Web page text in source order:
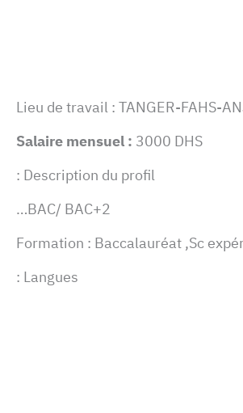
Lieu de travail : TANGER-FAHS-
Salaire mensuel : 3000 DHS
Description du profil :
BAC/ BAC+2…
Formation : Baccalauréat ,Sc
Langues :